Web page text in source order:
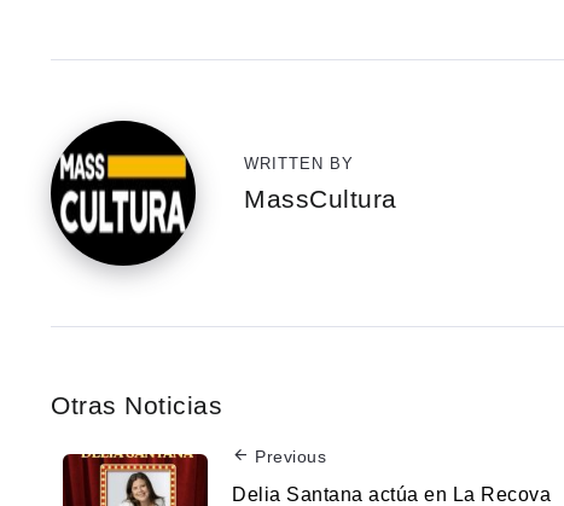
WRITTEN BY
MassCultura
Otras Noticias
Previous
Delia Santana actúa en La Recova